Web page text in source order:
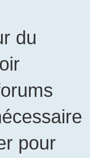
du
pour